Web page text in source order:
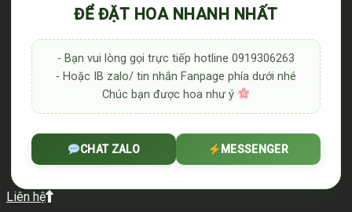
ĐỂ ĐẶT HOA NHANH NHẤT
- Bạn vui lòng gọi trực tiếp hotline 0919306263
- Hoặc IB zalo/ tin nhắn Fanpage phía dưới nhé
Chúc bạn được hoa như ý
CHAT ZALO MESSENGER
Liên hệ